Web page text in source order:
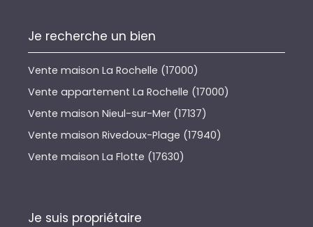
Je recherche un bien
Vente maison La Rochelle (17000)
Vente appartement La Rochelle (17000)
Vente maison Nieul-sur-Mer (17137)
Vente maison Rivedoux-Plage (17940)
Vente maison La Flotte (17630)
Je suis propriétaire